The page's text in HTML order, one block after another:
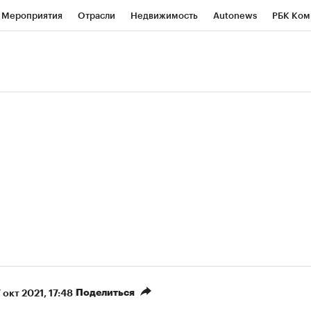
Мероприятия Отрасли Недвижимость Autonews РБК
окт 2021, 17:48 Поделиться